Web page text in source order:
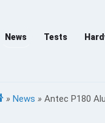
News Tests
» News » Antec P180